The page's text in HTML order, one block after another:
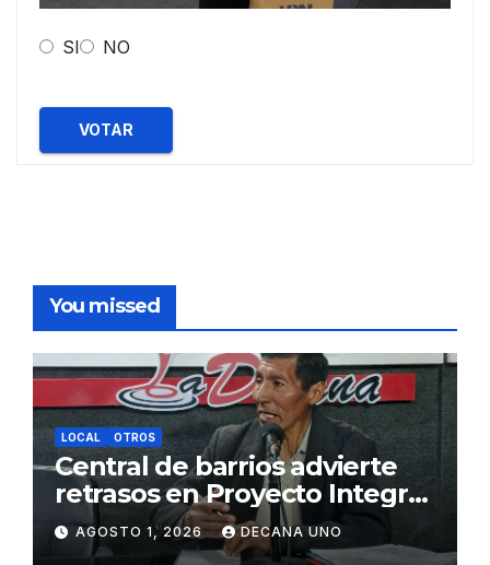
SI NO
VOTAR
You missed
LOCAL OTROS
Central de barrios advierte
retrasos en Proyecto Integral
de Agua y Alcantarillado para
Juliaca
AGOSTO 1, 2026 DECANA UNO